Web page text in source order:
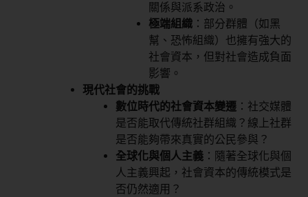
關係與派系政治。
極端組織 ：部分群體（如黑
幫、恐怖組織）也擁有強大的
社會資本，但對社會造成負面
影響。
現代社會的挑戰
數位時代的社會資本變遷 ：社交媒體
是否能取代傳統社群組織？線上社群
是否能夠帶來真實的公民參與？
全球化與個人主義 ：隨著全球化與個
人主義興起，社會資本的傳統模式是
否仍然適用？